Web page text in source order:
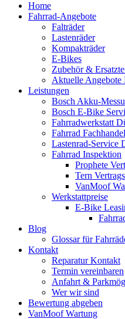
Home
Fahrrad-Angebote
Falträder
Lastenräder
Kompakträder
E-Bikes
Zubehör &
Aktuelle Angebote
Leistungen
Bosch Akku-
Bosch E-Bike
Fahrradwerkstatt
Fahrrad
Lastenrad-Service
Fahrrad Inspektion
Prophete
Tern
VanMoof
Werkstattpreise
E-Bike
Blog
Glossar für
Kontakt
Reparatur Kontakt
Termin vereinbaren
Anfahrt &
Wer wir sind
Bewertung abgeben
VanMoof Wartung